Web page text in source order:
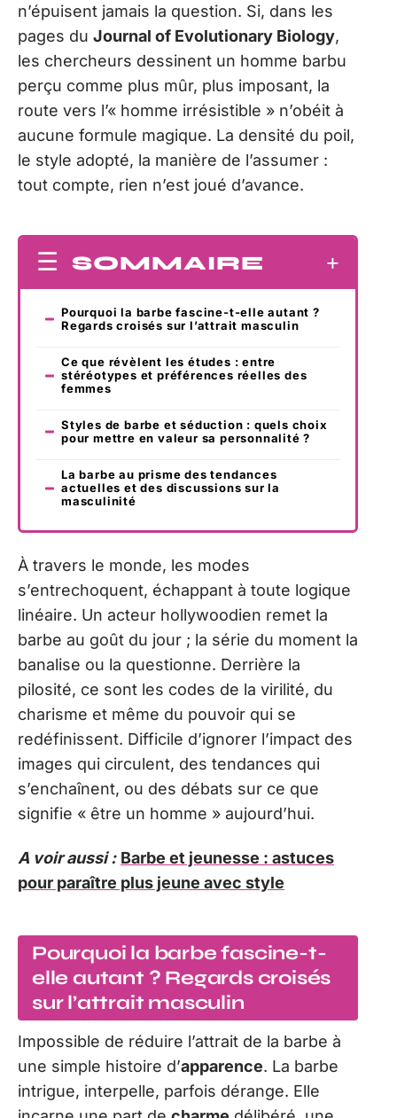
n’épuisent jamais la question. Si, dans les
pages du Journal of Evolutionary Biology,
les chercheurs dessinent un homme barbu
perçu comme plus mûr, plus imposant, la
route vers l’« homme irrésistible » n’obéit à
aucune formule magique. La densité du poil,
le style adopté, la manière de l’assumer :
tout compte, rien n’est joué d’avance.
SOMMAIRE
Pourquoi la barbe fascine-t-elle autant ?
Regards croisés sur l’attrait masculin
Ce que révèlent les études : entre
stéréotypes et préférences réelles des
femmes
Styles de barbe et séduction : quels choix
pour mettre en valeur sa personnalité ?
La barbe au prisme des tendances
actuelles et des discussions sur la
masculinité
À travers le monde, les modes
s’entrechoquent, échappant à toute logique
linéaire. Un acteur hollywoodien remet la
barbe au goût du jour ; la série du moment la
banalise ou la questionne. Derrière la
pilosité, ce sont les codes de la virilité, du
charisme et même du pouvoir qui se
redéfinissent. Difficile d’ignorer l’impact des
images qui circulent, des tendances qui
s’enchaînent, ou des débats sur ce que
signifie « être un homme » aujourd’hui.
A voir aussi : Barbe et jeunesse : astuces
pour paraître plus jeune avec style
Pourquoi la barbe fascine-t-
elle autant ? Regards croisés
sur l’attrait masculin
Impossible de réduire l’attrait de la barbe à
une simple histoire d’apparence. La barbe
intrigue, interpelle, parfois dérange. Elle